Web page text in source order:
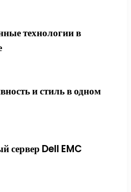
технологии в
и стиль в одном
сервер Dell EMC